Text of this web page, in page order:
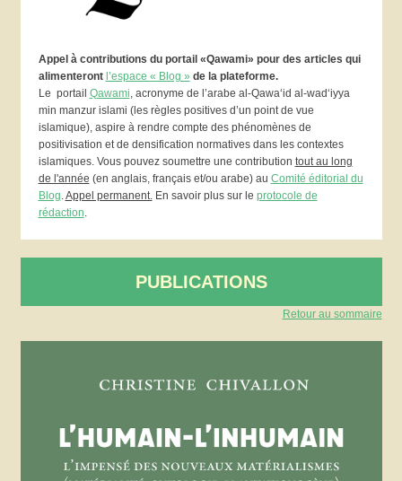
Appel à contributions du portail «Qawami» pour des articles qui
alimenteront l’espace « Blog » de la plateforme.
Le portail Qawami, acronyme de l’arabe al-Qawa‘id al-wad‘iyya
min manzur islami (les règles positives d’un point de vue
islamique), aspire à rendre compte des phénomènes de
positivisation et de densification normatives dans les contextes
islamiques. Vous pouvez soumettre une contribution tout au long
de l'année (en anglais, français et/ou arabe) au Comité éditorial du
Blog.Appel permanent.En savoir plus sur le protocole de
rédaction.
PUBLICATIONS
Retour au sommaire